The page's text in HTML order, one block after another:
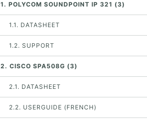
1. POLYCOM SOUNDPOINT IP 321 (3)
1.1. DATASHEET
1.2. SUPPORT
2. CISCO SPA508G (3)
2.1. DATASHEET
2.2. USERGUIDE (FRENCH)